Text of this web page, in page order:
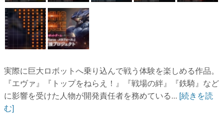
実際に巨大ロボットへ乗り込んで戦う体験を楽しめる作品。
『エヴァ』『トップをねらえ！』『戦場の絆』『鉄騎』など
に影響を受けた人物が開発責任者を務めている... [続きを読
む]